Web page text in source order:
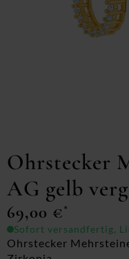
Ohrstecker
AG gelb
69,00 €*
Sofort versandfertig,
Ohrstecker